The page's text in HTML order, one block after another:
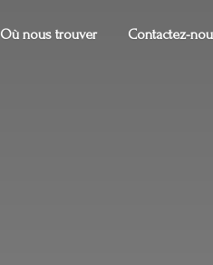
Où nous trouver Contactez-